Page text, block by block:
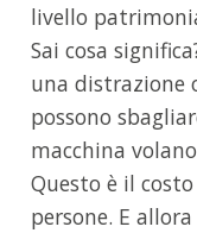
livello
Sai cosa
una distrazione
possono
macchina
Questo è il
persone. E